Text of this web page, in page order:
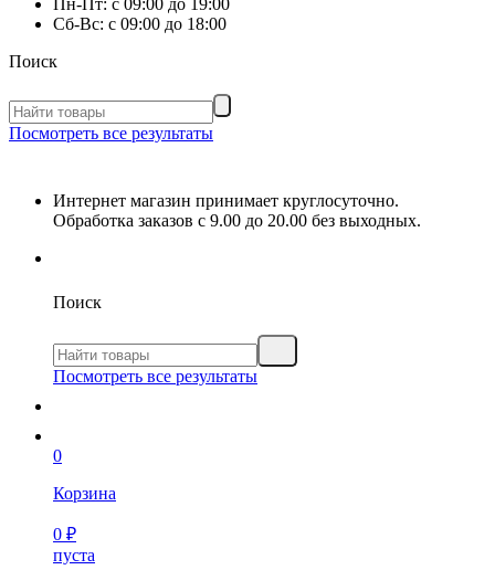
Пн-Пт: с 09:00 до 19:00
Сб-Вс: с 09:00 до 18:00
Поиск
Посмотреть все результаты
Интернет магазин принимает круглосуточно.
Обработка заказов с 9.00 до 20.00 без выходных.
Поиск
Посмотреть все результаты
0
Корзина
0 ₽
пуста